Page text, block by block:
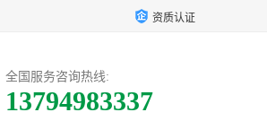
资质认证
全国服务咨询热线:
13794983337